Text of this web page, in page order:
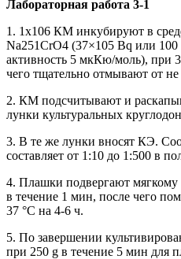
Лабораторная работа 3-1
1. 1х106 КМ инкубируют в
Na251CrO4 (37×105 Bq или
активность 5 мкКю/моль), при
чего тщательно отмывают от
2. КМ подсчитывают и
лунки культуральных
3. В те же лунки вносят КЭ.
составляет от 1:10 до 1:500 в
4. Плашки подвергают
в течение 1 мин, после чего
37 °С на 4-6 ч.
5. По завершении
при 250 g в течение 5 мин для